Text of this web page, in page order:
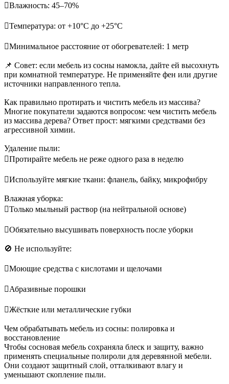
Влажность: 45–70%
Температура: от +10°С до +25°С
Минимальное расстояние от обогревателей: 1 метр
📌 Совет: если мебель из сосны намокла, дайте ей высохнуть
при комнатной температуре. Не применяйте фен или другие
источники направленного тепла.
Как правильно протирать и чистить мебель из массива?
Многие покупатели задаются вопросом: чем чистить мебель
из массива дерева? Ответ прост: мягкими средствами без
агрессивной химии.
Удаление пыли:
Протирайте мебель не реже одного раза в неделю
Используйте мягкие ткани: фланель, байку, микрофибру
Влажная уборка:
Только мыльный раствор (на нейтральной основе)
Обязательно высушивать поверхность после уборки
🚫 Не используйте:
Моющие средства с кислотами и щелочами
Абразивные порошки
Жёсткие или металлические губки
Чем обрабатывать мебель из сосны: полировка и
восстановление
Чтобы сосновая мебель сохраняла блеск и защиту, важно
применять специальные полироли для деревянной мебели.
Они создают защитный слой, отталкивают влагу и
уменьшают скопление пыли.